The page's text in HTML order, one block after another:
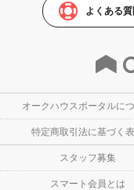
よくある
オークハウスポータルに
特定商取引法に基づく
スタッフ募集
スマート会員とは